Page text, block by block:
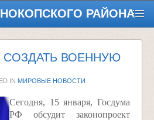
РАЙОНА
СОЗДАТЬ ВОЕННУЮ
IN МИРОВЫЕ НОВОСТИ
Сегодня, 15 января, Госдума
РФ обсудит законопроект